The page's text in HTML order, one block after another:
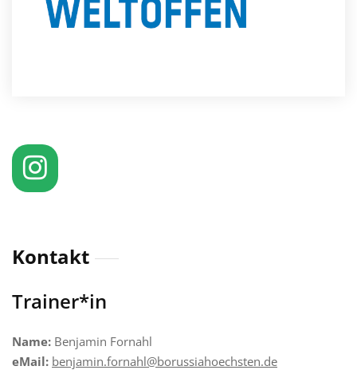
Kontakt
Trainer*in
Name: Benjamin Fornahl
eMail: benjamin.fornahl@borussiahoechsten.de